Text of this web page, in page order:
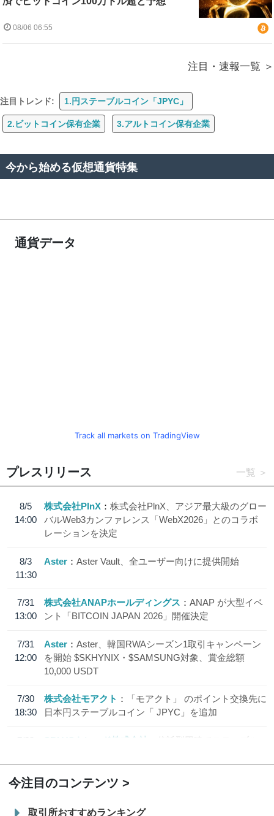
08/06 06:55
注目・速報一覧
注目トレンド: 1.円ステーブルコイン「JPYC」
2.ビットコイン保有企業 3.アルトコイン保有企業
今から始める仮想通貨特集
通貨データ
Track all markets on TradingView
プレスリリース 一覧
8/5
14:00
株式会社PlnX
株式会社PlnX、アジア最大級のグロー
バルWeb3カンファレンス「WebX2026」とのコラボ
レーションを決定
8/3
11:30
Aster Aster Vault、全ユーザー向けに提供開始
7/31
13:00
株式会社ANAPホールディングス
ANAP が大型イベ
ント「BITCOIN JAPAN 2026」開催決定
7/31
12:00
Aster
Aster、韓国RWAシーズン1取引キャンペーン
を開始 $SKHYNIX・$SAMSUNG対象、賞金総額
10,000 USDT
7/30
18:30
株式会社モアクト
「モアクト」 のポイント交換先に
日本円ステーブルコイン「 JPYC」を追加
7/29
SBI VCトレード株式会社
信託型円建てステーブル
今注目のコンテンツ
取引所おすすめランキング